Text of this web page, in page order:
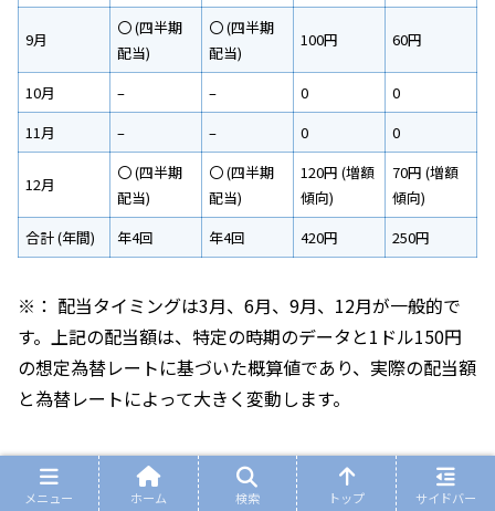
9月
〇 (四半期
配当)
〇 (四半期
配当)
100円 60円
10月 – – 0
0
11月
– – 0 0
12月
〇 (四半期
配当)
〇 (四半期
配当)
120円 (増額
傾向)
70円 (増額
傾向)
合計 (年間)
年4回 年4回 420円 250円
※： 配当タイミングは3月、6月、9月、12月が一般的で
す。上記の配当額は、特定の時期のデータと1ドル150円
の想定為替レートに基づいた概算値であり、実際の配当額
と為替レートによって大きく変動します。
VTIとVGTに投資した場合の配当金シミュレ
メニュー ホーム 検索 トップ サイドバー